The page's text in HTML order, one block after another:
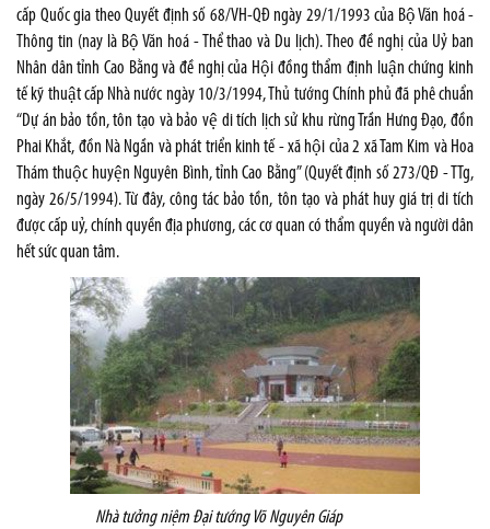
cấp Quốc gia theo Quyết định số 68/VH-QĐ ngày 29/1/1993 của Bộ Văn hoá -
Thông tin (nay là Bộ Văn hoá - Thể thao và Du lịch). Theo đề nghị của Uỷ ban
Nhân dân tỉnh Cao Bằng và đề nghị của Hội đồng thẩm định luận chứng kinh
tế kỹ thuật cấp Nhà nước ngày 10/3/1994, Thủ tướng Chính phủ đã phê chuẩn
“Dự án bảo tồn, tôn tạo và bảo vệ di tích lịch sử khu rừng Trần Hưng Đạo, đồn
Phai Khắt, đồn Nà Ngần và phát triển kinh tế - xã hội của 2 xã Tam Kim và Hoa
Thám thuộc huyện Nguyên Bình, tỉnh Cao Bằng” (Quyết định số 273/QĐ - TTg,
ngày 26/5/1994). Từ đây, công tác bảo tồn, tôn tạo và phát huy giá trị di tích
được cấp uỷ, chính quyền địa phương, các cơ quan có thẩm quyền và người dân
hết sức quan tâm.
Nhà tưởng niệm Đại tướng Võ Nguyên Giáp